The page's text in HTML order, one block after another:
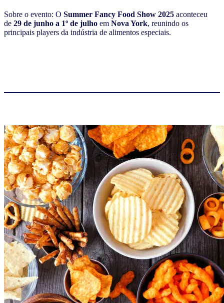
Sobre o evento: O Summer Fancy Food Show 2025 aconteceu
de 29 de junho a 1º de julho em Nova York, reunindo os
principais players da indústria de alimentos especiais.